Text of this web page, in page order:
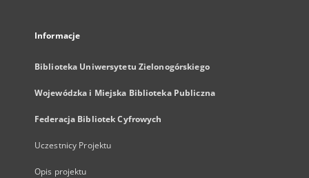
Informacje
Biblioteka Uniwersytetu Zielonogórskiego
Wojewódzka i Miejska Biblioteka Publiczna
Federacja Bibliotek Cyfrowych
Uczestnicy Projektu
Opis projektu